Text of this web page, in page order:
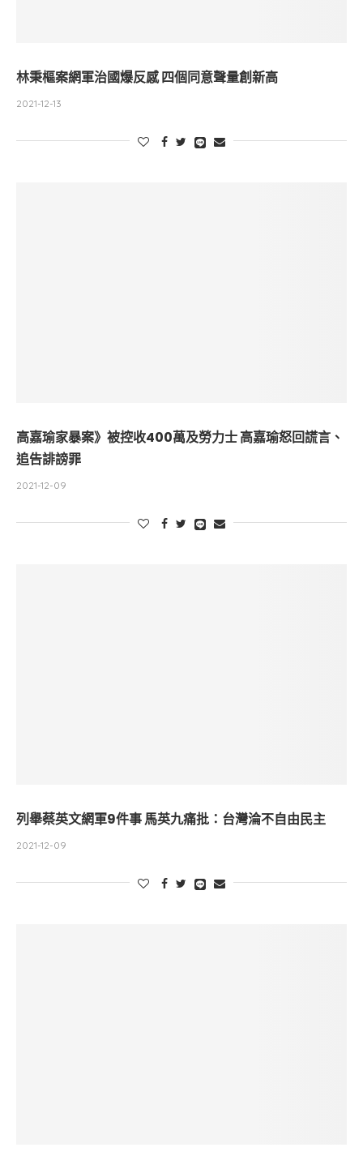
林秉樞案網軍治國爆反感 四個同意聲量創新高
2021-12-13
高嘉瑜家暴案》被控收400萬及勞力士 高嘉瑜怒回謊言、
追告誹謗罪
2021-12-09
列舉蔡英文網軍9件事 馬英九痛批：台灣淪不自由民主
2021-12-09